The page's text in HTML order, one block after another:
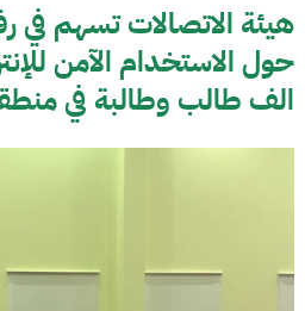
هيئة الاتصالات تسهم
الف طالب وطالبة في